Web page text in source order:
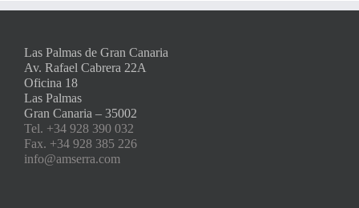
Las Palmas de Gran Canaria
Av. Rafael Cabrera 22A
Oficina 18
Las Palmas
Gran Canaria – 35002
Tel. +34 928 390 032
Fax. +34 928 385 226
info@amserra.com